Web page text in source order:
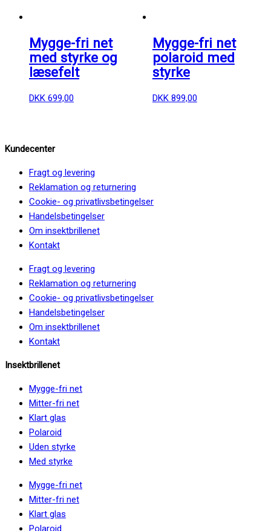
Mygge-fri net
med styrke og
læsefelt
DKK 699,00
Mygge-fri net
polaroid med
styrke
DKK899,00
Kundecenter
Fragt og levering
Reklamation og returnering
Cookie- og privatlivsbetingelser
Handelsbetingelser
Om insektbrillenet
Kontakt
Fragt og levering
Reklamation og returnering
Cookie- og privatlivsbetingelser
Handelsbetingelser
Om insektbrillenet
Kontakt
Insektbrillenet
Mygge-fri net
Mitter-fri net
Klart glas
Polaroid
Uden styrke
Med styrke
Mygge-fri net
Mitter-fri net
Klart glas
Polaroid